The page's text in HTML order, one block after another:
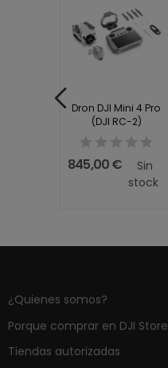
Dron DJI Mini 4 Pro
(DJI RC-2)
845,00 €
Sin
stock
¿Quienes somos?
Porque comprar en DJI Store
Tiendas autorizadas